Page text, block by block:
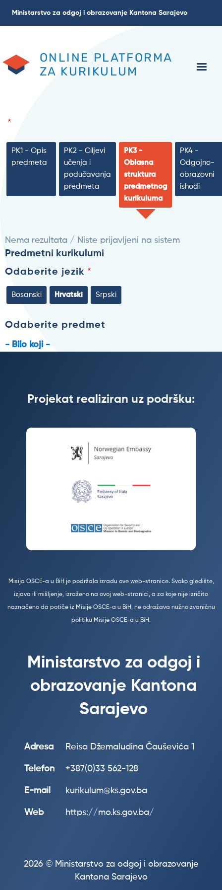
Ministarstvo za odgoj i obrazovanje Kantona Sarajevo
ONLINE PLATFORMA
ZA KURIKULUM
PK1 - Opis
predmeta
PK2 - Ciljevi
učenja i
podučavanja
predmeta
PK3 -
Oblasna
struktura
predmetnog
kurikuluma
PK4 -
Odgojno-
obrazovni
ishodi
Nema rezultata / Niste prijavljeni na sistem
Predmetni kurikulumi
Odaberite jezik
Bosanski Hrvatski Srpski
Odaberite predmet
- Bilo koji -
Projekat realiziran uz podršku:
Misija OSCE-a u BiH je podržala izradu ove web-stranice. Svako gledište,
izjava ili mišljenje, izraženo na ovoj web-stranici, a za koje nije izričito
naznačeno da potiče iz Misije OSCE-a u BiH, ne odražava nužno zvaničnu
politiku Misije OSCE-a u BiH.
Ministarstvo za odgoj i
obrazovanje Kantona
Sarajevo
Adresa Reisa Džemaludina Čauševića 1
Telefon +387(0)33 562-128
E-mail kurikulum@ks.gov.ba
Web https://mo.ks.gov.ba/
2026 © Ministarstvo za odgoj i obrazovanje
Kantona Sarajevo